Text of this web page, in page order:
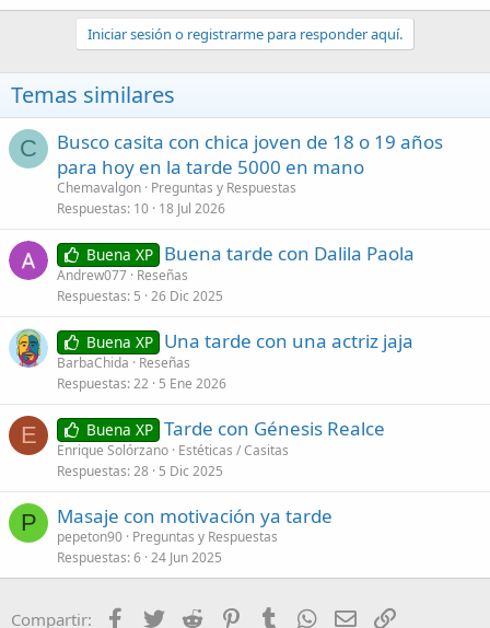
Iniciar sesión o registrarme para responder aquí.
Temas similares
C
Busco casita con chica joven de 18 o 19 años
para hoy en la tarde 5000 en mano
Chemavalgon Preguntas y Respuestas
Respuestas 10 18 Jul 2026
Buena XP Buena tarde con Dalila Paola
Andrew077 Reseñas
Respuestas 5 26 Dic 2025
Buena XP Una tarde con una actriz jaja
BarbaChida
Reseñas
Respuestas 22 5 Ene 2026
E Buena XP Tarde con Génesis Realce
Enrique Solórzano Estéticas / Casitas
Respuestas 28 5 Dic 2025
P Masaje con motivación ya tarde
pepeton90 Preguntas y Respuestas
Respuestas 6 24 Jun 2025
Compartir: Facebook
Twitter Reddit PinterestTumblrWhatsAppCorreo